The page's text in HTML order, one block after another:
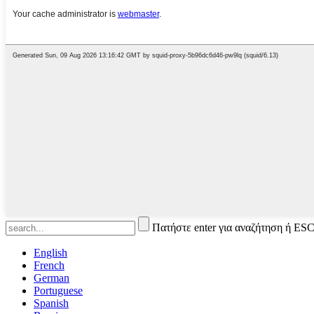
Πατήστε enter για αναζήτηση ή ESC
English
French
German
Portuguese
Spanish